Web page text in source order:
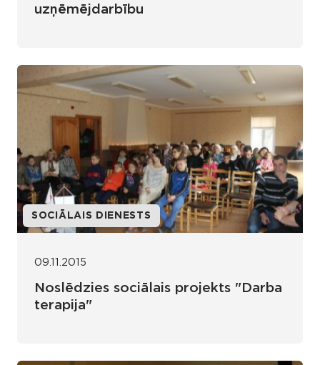
uzņēmējdarbību
SOCIĀLAIS DIENESTS
09.11.2015
Noslēdzies sociālais projekts "Darba
terapija"